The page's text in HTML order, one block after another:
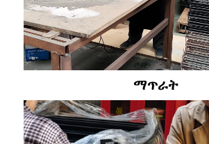
ማጥራት